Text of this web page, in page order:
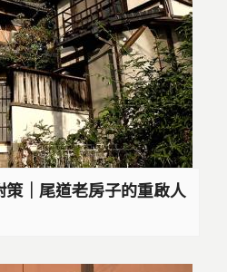
｜尾道老房子的重啟人